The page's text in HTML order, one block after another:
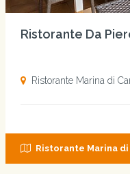
Ristorante Da
Ristorante Marina di
Ristorante Marina